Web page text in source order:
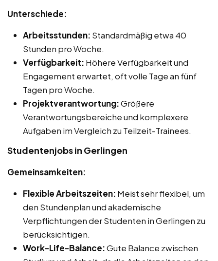
Unterschiede:
Arbeitsstunden: Standardmäßig etwa 40
Stunden pro Woche.
Verfügbarkeit: Höhere Verfügbarkeit und
Engagement erwartet, oft volle Tage an fünf
Tagen pro Woche.
Projektverantwortung:Größere
Verantwortungsbereiche und komplexere
Aufgaben im Vergleich zu Teilzeit-Trainees.
Studentenjobs in Gerlingen
Gemeinsamkeiten:
Flexible Arbeitszeiten: Meist sehr flexibel, um
den Stundenplan und akademische
Verpflichtungen der Studenten in Gerlingen zu
berücksichtigen.
Work-Life-Balance:Gute Balance zwischen